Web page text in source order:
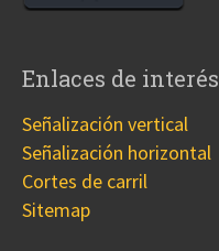
Enlaces de interés
Señalización vertical
Señalización horizontal
Cortes de carril
Sitemap